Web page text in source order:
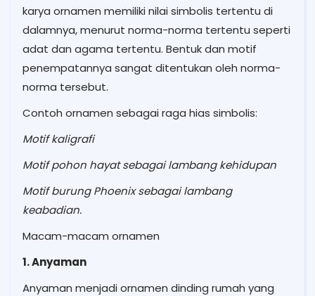
karya ornamen memiliki nilai simbolis tertentu di
dalamnya, menurut norma-norma tertentu seperti
adat dan agama tertentu. Bentuk dan motif
penempatannya sangat ditentukan oleh norma-
norma tersebut.
Contoh ornamen sebagai raga hias simbolis:
Motif kaligrafi
Motif pohon hayat sebagai lambang kehidupan
Motif burung Phoenix sebagai lambang
keabadian.
Macam-macam ornamen
1. Anyaman
Anyaman menjadi ornamen dinding rumah yang